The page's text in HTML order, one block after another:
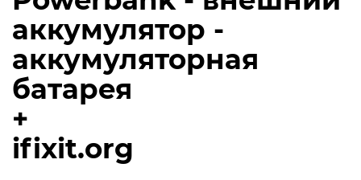
аккумулятор -
аккумуляторная
батарея
+
ifixit.org